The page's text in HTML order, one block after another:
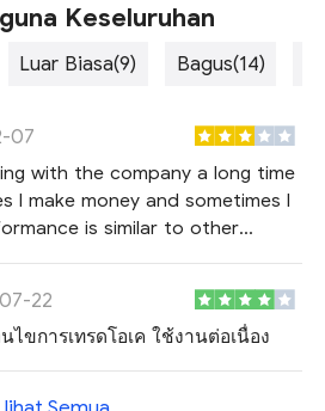
Keseluruhan
Luar Biasa(9) Bagus(14)
07
with the company a long time
I make money and sometimes I
is similar to other
22
นไขการเทรดโอเค ใช้งานต่อเนื่อง